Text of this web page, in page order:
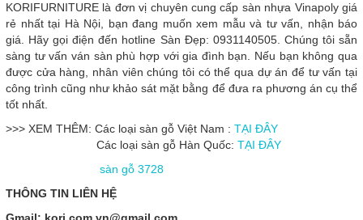
KORIFURNITURE là đơn vị chuyên cung cấp sàn nhựa Vinapoly giá
rẻ nhất tại Hà Nội, bạn đang muốn xem mẫu và tư vấn, nhận báo
giá. Hãy gọi điện đến hotline Sàn Đẹp: 0931140505. Chúng tôi sẵn
sàng tư vấn ván sàn phù hợp với gia đình bạn. Nếu bạn không qua
được cửa hàng, nhân viên chúng tôi có thể qua dự án để tư vấn tại
công trình cũng như khảo sát mặt bằng để đưa ra phương án cụ thể
tốt nhất.
>>> XEM THÊM: Các loại sàn gỗ Việt Nam : TẠI ĐÂY
Các loại sàn gỗ Hàn Quốc: TẠI ĐÂY
sàn gỗ 3728
THÔNG TIN LIÊN HỆ